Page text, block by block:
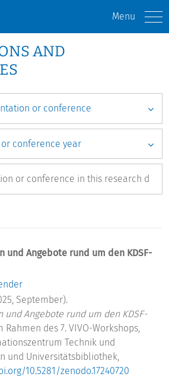
Menu
AND
und Angebote rund um den KDSF-
September).
und Angebote rund um den KDSF-
Rahmen des 7. VIVO-Workshops,
Technik und
und Universitätsbibliothek,
10.5281/zenodo.17240720